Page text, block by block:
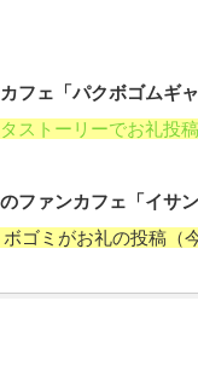
フェ「パクボゴムギャ
ストーリーでお礼投稿
ファンカフェ「イサ
ゴミがお礼の投稿（今